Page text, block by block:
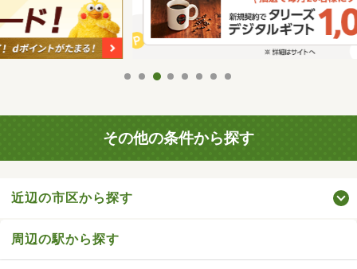
その他の条件から探す
近辺の市区から探す
周辺の駅から探す